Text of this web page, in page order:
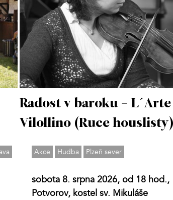
Radost v baroku -
Vilollino (Ruce houslisty)
Akce Hudba Plzeň sever
sobota 8. srpna 2026, od 18 hod.,
Potvorov, kostel sv. Mikuláše